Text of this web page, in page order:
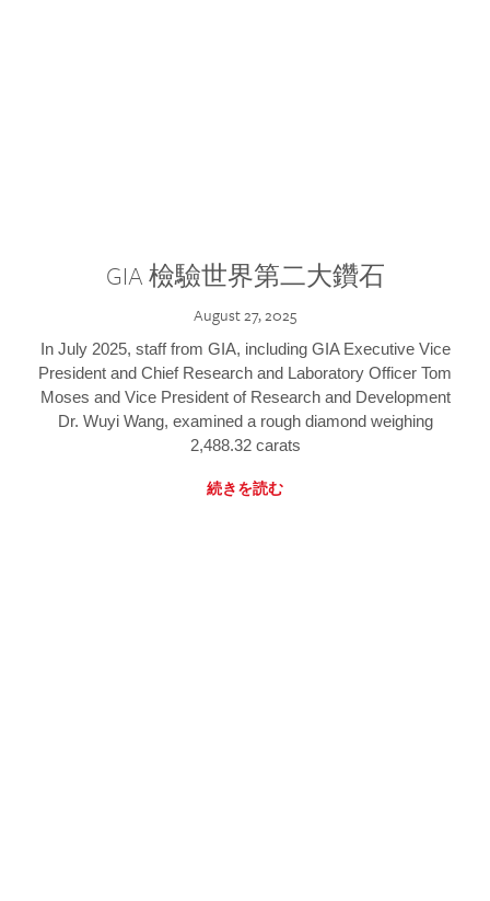
GIA 檢驗世界第二大鑽石
August 27, 2025
In July 2025, staff from GIA, including GIA Executive Vice
President and Chief Research and Laboratory Officer Tom
Moses and Vice President of Research and Development
Dr. Wuyi Wang, examined a rough diamond weighing
2,488.32 carats
続きを読む